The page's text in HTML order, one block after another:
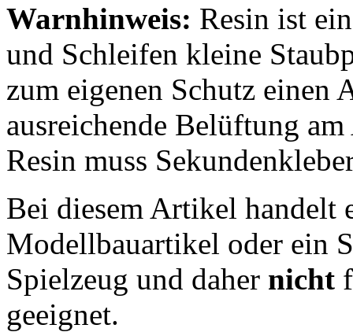
Warnhinweis: Resin ist
und Schleifen kleine
zum eigenen Schutz einen
ausreichende Belüftung
Resin muss
Bei diesem Artikel handelt
Modellbauartikel oder ein
Spielzeug und daher nicht
geeignet.